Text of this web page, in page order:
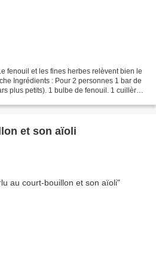
fenouil et les fines herbes relèvent bien le
Ingrédients : Pour 2 personnes 1 bar de
plus petits). 1 bulbe de fenouil. 1 cuillère à
et son aïoli